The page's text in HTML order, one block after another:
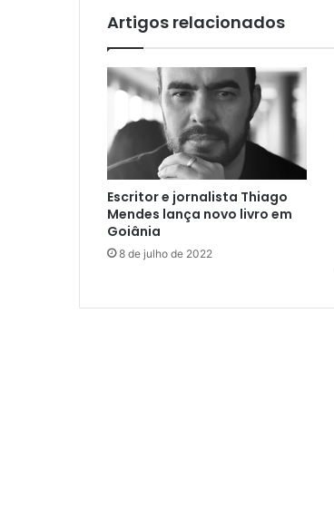
Artigos relacionados
Escritor e jornalista Thiago
Mendes lança novo livro em
Goiânia
8 de julho de 2022